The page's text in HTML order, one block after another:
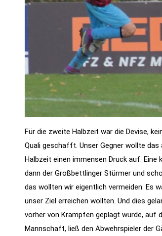
Für die zweite Halbzeit war die Devise,
Quali geschafft. Unser Gegner wollte
Halbzeit einen immensen Druck auf.
dann der Großbettlinger Stürmer und
das wollten wir eigentlich vermeiden. Es
unser Ziel erreichen wollten. Und dies
vorher von Krämpfen geplagt wurde, auf
Mannschaft, ließ den Abwehrspieler der
Wahrscheinlichkeit,
personalisierte
sehen.